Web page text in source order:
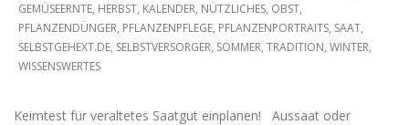
07
GEMÜSEERNTE, HERBST, KALENDER, NÜTZLICHES, OBST,
PFLANZENDÜNGER, PFLANZENPFLEGE, PFLANZENPORTRAITS, SAAT,
SELBSTGEHEXT.DE, SELBSTVERSORGER, SOMMER, TRADITION, WINTER,
WISSENSWERTES
Keimtest für veraltetes Saatgut einplanen! Aussaat oder